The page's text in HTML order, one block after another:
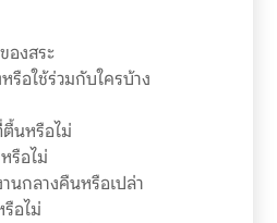
องสระ
รือใช้ร่วมกับใครบ้าง
นหรือไม่
รือไม่
นกลางคืนหรือเปล่า
อไม่